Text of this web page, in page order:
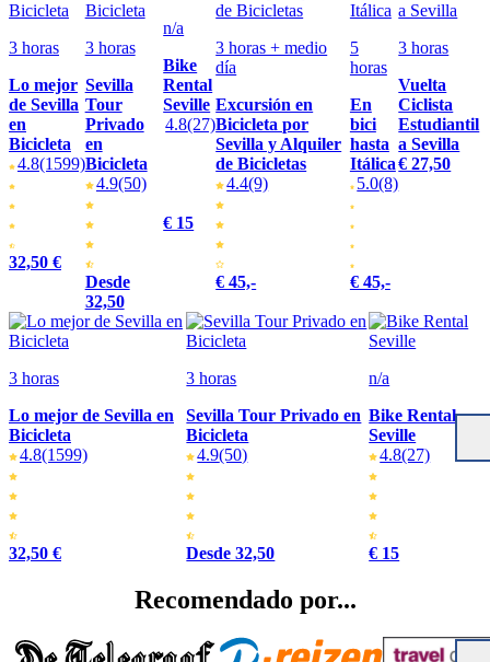
3 horas
Lo mejor
de Sevilla
en
Bicicleta
4.8(1599)
32,50 €
3 horas
Sevilla
Tour
Privado
en
Bicicleta
4.9(50)
Desde
32,50
n/a
Bike
Rental
Seville
4.8(27)
€ 15
3 horas + medio
día
Excursión en
Bicicleta por
Sevilla y Alquiler
de Bicicletas
4.4(9)
€ 45,-
5
horas
En
bici
hasta
Itálica
5.0(8)
€ 45,-
3 horas
Vuelta
Ciclista
Estudiantil
a Sevilla
€ 27,50
3 horas
Lo mejor de Sevilla en
Bicicleta
4.8(1599)
32,50 €
3 horas
Sevilla Tour Privado en
Bicicleta
4.9(50)
Desde 32,50
n/a
Bike Rental
Seville
4.8(27)
€ 15
Recomendado por...